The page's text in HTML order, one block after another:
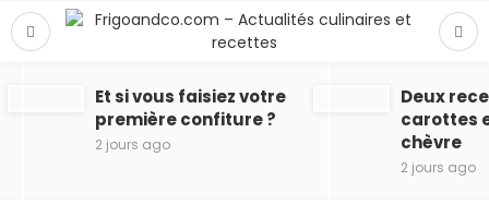
Et si vous faisiez votre
première confiture ?
2 jours ago
Deux
carottes
chèvre
2 jours ago